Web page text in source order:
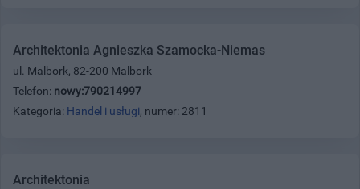
Architektonia Agnieszka Szamocka-Niemas
ul. Malbork, 82-200 Malbork
Telefon: nowy:790214997
Kategoria: Handel i usługi, numer: 2811
Architektonia